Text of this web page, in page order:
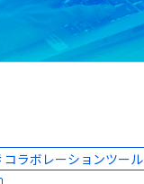
コラボレーションツール